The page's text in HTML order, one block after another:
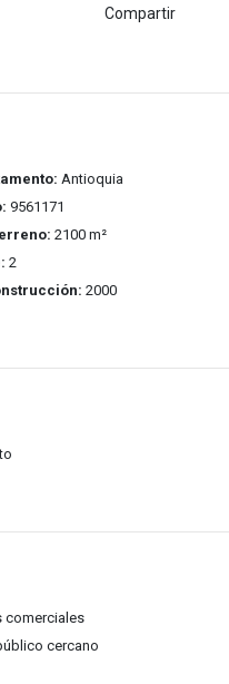
Compartir
Antioquia
9561171
2100 m²
2
2000
comerciales
cercano